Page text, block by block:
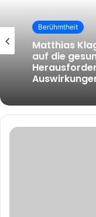
Berühmtheit
Matthias
auf die
Berühmtheit
Andrea
den